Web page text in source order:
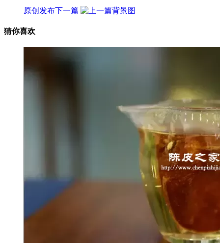
原创发布下一篇
猜你喜欢